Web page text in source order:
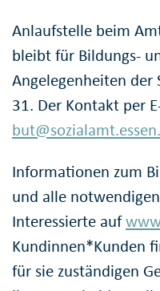
Anlaufstelle beim
bleibt für Bildungs-
Angelegenheiten der
31. Der Kontakt per
Informationen zum
und alle
Interessierte auf
Kundinnen*Kunden
für sie zuständigen